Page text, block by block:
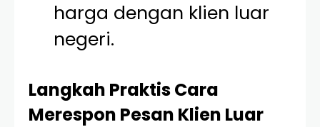
harga dengan klien luar
negeri.
Langkah Praktis Cara
Merespon Pesan Klien Luar